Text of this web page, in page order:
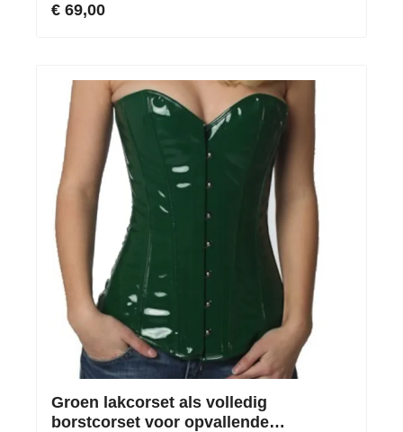
€ 69,00
Groen lakcorset als volledig
borstcorset voor opvallende